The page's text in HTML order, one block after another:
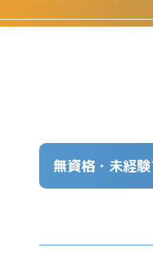
無資格・未経